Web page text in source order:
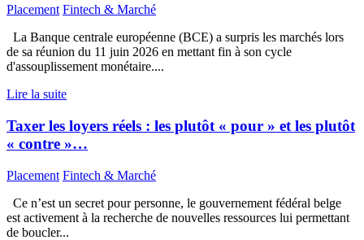
Placement Fintech & Marché
La Banque centrale européenne (BCE) a surpris les marchés lors
de sa réunion du 11 juin 2026 en mettant fin à son cycle
d'assouplissement monétaire....
Lire la suite
Taxer les loyers réels : les plutôt « pour » et les plutôt
« contre »…
Placement Fintech & Marché
Ce n’est un secret pour personne, le gouvernement fédéral belge
est activement à la recherche de nouvelles ressources lui permettant
de boucler...